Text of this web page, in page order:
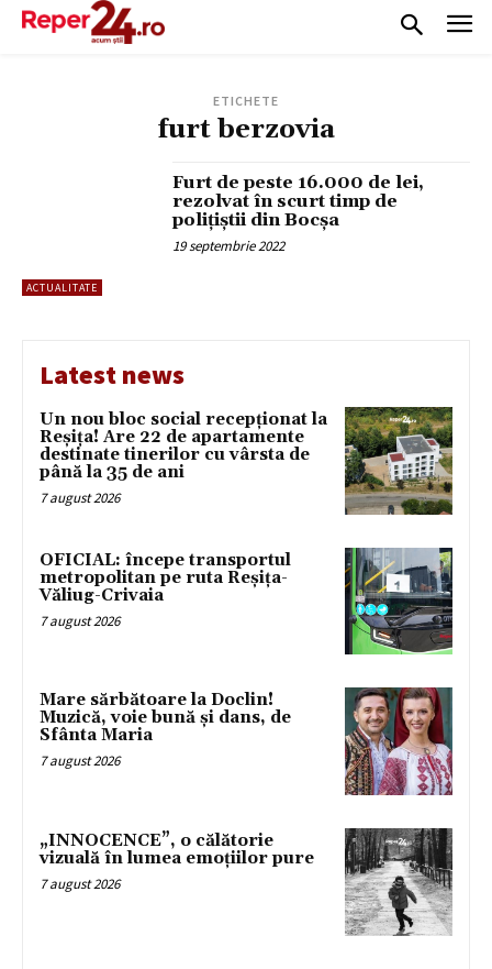
ETICHETE
furt berzovia
ACTUALITATE
Furt de peste 16.000 de lei,
rezolvat în scurt timp de
polițiștii din Bocșa
19 septembrie 2022
Latest news
Un nou bloc social recepționat la
Reșița! Are 22 de apartamente
destinate tinerilor cu vârsta de
până la 35 de ani
7 august 2026
OFICIAL: începe transportul
metropolitan pe ruta Reșița-
Văliug-Crivaia
7 august 2026
Mare sărbătoare la Doclin!
Muzică, voie bună și dans, de
Sfânta Maria
7 august 2026
„INNOCENCE”, o călătorie
vizuală în lumea emoțiilor pure
7 august 2026